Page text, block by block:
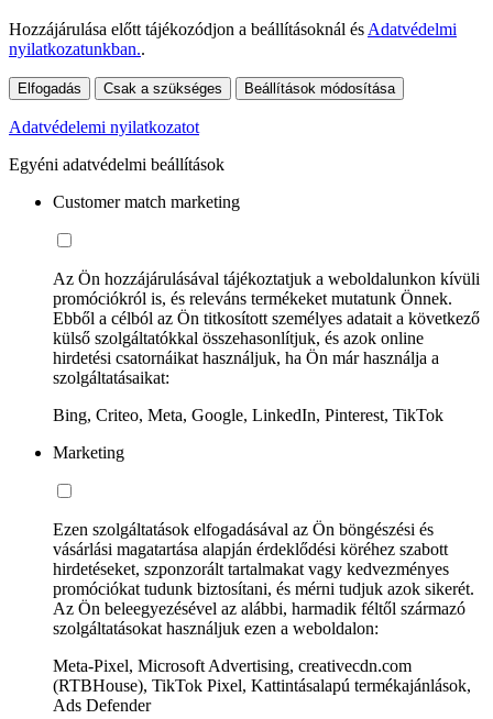
Hozzájárulása előtt tájékozódjon a beállításoknál és Adatvédelmi
nyilatkozatunkban..
Elfogadás Csak a szükséges Beállítások módosítása
Adatvédelemi nyilatkozatot
Egyéni adatvédelmi beállítások
Customer match marketing
Az Ön hozzájárulásával tájékoztatjuk a weboldalunkon kívüli
promóciókról is, és releváns termékeket mutatunk Önnek.
Ebből a célból az Ön titkosított személyes adatait a következő
külső szolgáltatókkal összehasonlítjuk, és azok online
hirdetési csatornáikat használjuk, ha Ön már használja a
szolgáltatásaikat:
Bing, Criteo, Meta, Google, LinkedIn, Pinterest, TikTok
Marketing
Ezen szolgáltatások elfogadásával az Ön böngészési és
vásárlási magatartása alapján érdeklődési köréhez szabott
hirdetéseket, szponzorált tartalmakat vagy kedvezményes
promóciókat tudunk biztosítani, és mérni tudjuk azok sikerét.
Az Ön beleegyezésével az alábbi, harmadik féltől származó
szolgáltatásokat használjuk ezen a weboldalon:
Meta-Pixel, Microsoft Advertising, creativecdn.com
(RTBHouse), TikTok Pixel, Kattintásalapú termékajánlások,
Ads Defender